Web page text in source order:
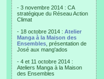
- 3 novembre 2014 : CA
stratégique du Réseau Action
Climat
- 18 octobre 2014 : Atelier
Manga à la Maison des
Ensembles , présentation de
José aux mang'ados
- 4 et 11 octobre 2014 :
Ateliers Manga à la Maison
des Ensembles